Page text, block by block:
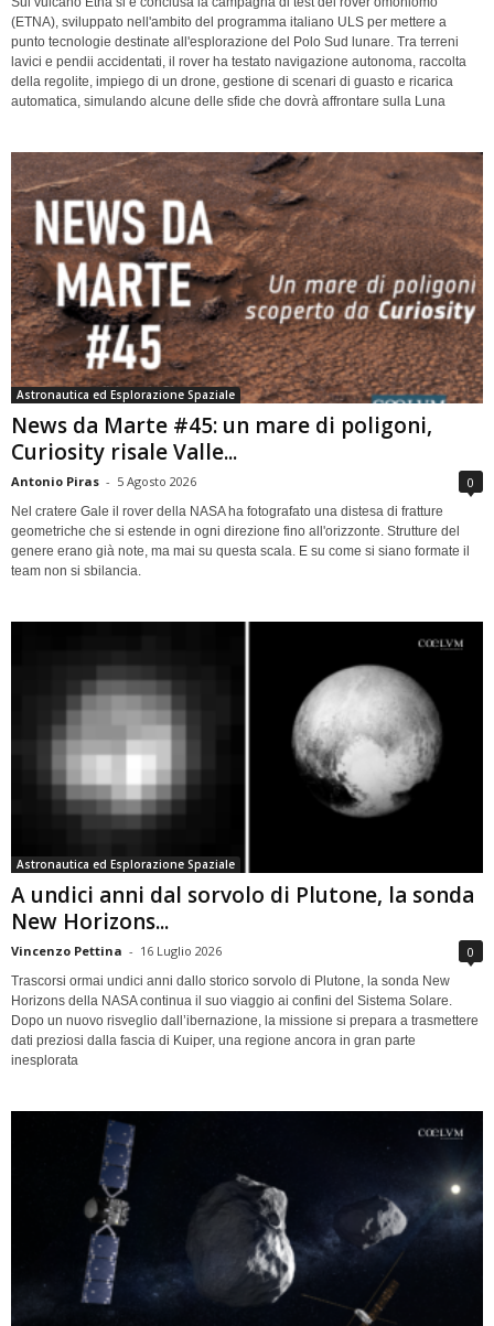
(ETNA), sviluppato nell'ambito del programma italiano ULS per mettere a
punto tecnologie destinate all'esplorazione del Polo Sud lunare. Tra terreni
lavici e pendii accidentati, il rover ha testato navigazione autonoma, raccolta
della regolite, impiego di un drone, gestione di scenari di guasto e ricarica
automatica, simulando alcune delle sfide che dovrà affrontare sulla Luna
Astronautica ed Esplorazione Spaziale
News da Marte #45: un mare di poligoni,
Curiosity risale Valle...
Antonio Piras - 5 Agosto 2026 0
Nel cratere Gale il rover della NASA ha fotografato una distesa di fratture
geometriche che si estende in ogni direzione fino all'orizzonte. Strutture del
genere erano già note, ma mai su questa scala. E su come si siano formate il
team non si sbilancia.
Astronautica ed Esplorazione Spaziale
A undici anni dal sorvolo di Plutone, la sonda
New Horizons...
Vincenzo Pettina - 16 Luglio 2026 0
Trascorsi ormai undici anni dallo storico sorvolo di Plutone, la sonda New
Horizons della NASA continua il suo viaggio ai confini del Sistema Solare.
Dopo un nuovo risveglio dall’ibernazione, la missione si prepara a trasmettere
dati preziosi dalla fascia di Kuiper, una regione ancora in gran parte
inesplorata